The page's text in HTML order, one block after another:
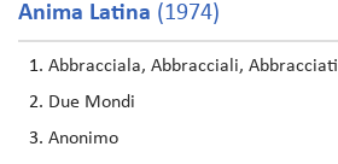
Anima Latina (1974)
Abbracciala, Abbracciali, Abbracciati
Due Mondi
Anonimo